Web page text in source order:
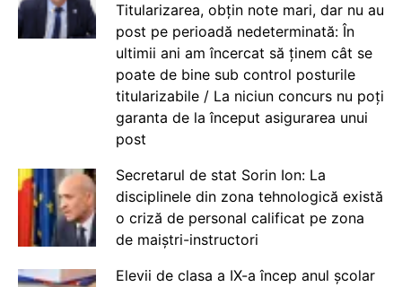
Titularizarea, obțin note mari, dar nu au
post pe perioadă nedeterminată: În
ultimii ani am încercat să ținem cât se
poate de bine sub control posturile
titularizabile / La niciun concurs nu poți
garanta de la început asigurarea unui
post
Secretarul de stat Sorin Ion: La
disciplinele din zona tehnologică există
o criză de personal calificat pe zona
de maiștri-instructori
Elevii de clasa a IX-a încep anul școlar